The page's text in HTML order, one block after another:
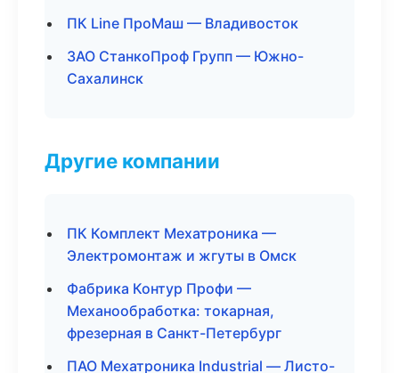
ПК Line ПроМаш — Владивосток
ЗАО СтанкоПроф Групп — Южно-
Сахалинск
Другие компании
ПК Комплект Мехатроника —
Электромонтаж и жгуты в Омск
Фабрика Контур Профи —
Механообработка: токарная,
фрезерная в Санкт-Петербург
ПАО Мехатроника Industrial — Листо-